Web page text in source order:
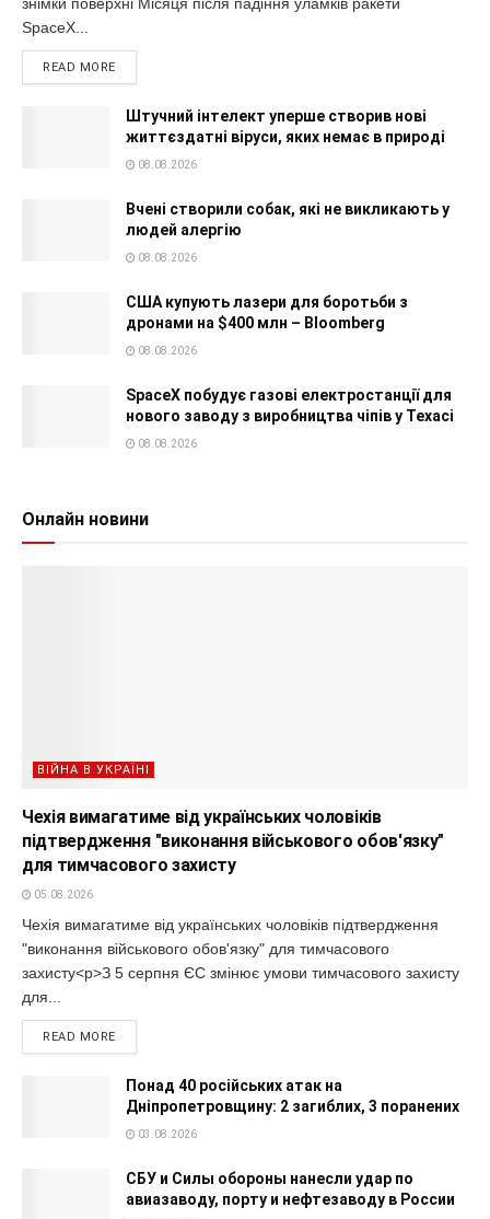
SpaceX...
READ MORE
Штучний інтелект уперше створив нові
життєздатні віруси, яких немає в природі
08.08.2026
Вчені створили собак, які не викликають у
людей алергію
08.08.2026
США купують лазери для боротьби з
дронами на $400 млн – Bloomberg
08.08.2026
SpaceX побудує газові електростанції для
нового заводу з виробництва чіпів у Техасі
08.08.2026
Онлайн новини
ВІЙНА В УКРАЇНІ
Чехія вимагатиме від українських чоловіків
підтвердження "виконання військового обов'язку"
для тимчасового захисту
05.08.2026
Чехія вимагатиме від українських чоловіків підтвердження
"виконання військового обов'язку" для тимчасового
захисту<p>З 5 серпня ЄС змінює умови тимчасового захисту
для...
READ MORE
Понад 40 російських атак на
Дніпропетровщину: 2 загиблих, 3 поранених
03.08.2026
СБУ и Силы обороны нанесли удар по
авиазаводу, порту и нефтезаводу в России